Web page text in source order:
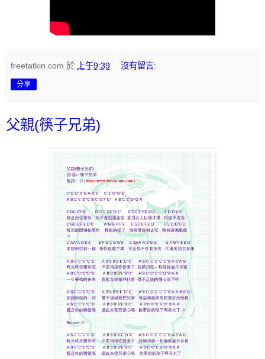
freetatkin.com 於 上午9:39 沒有留言:
分享
父親(筷子兄弟)